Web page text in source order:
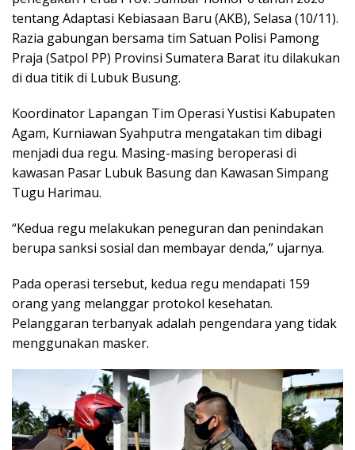
tentang Adaptasi Kebiasaan Baru (AKB), Selasa (10/11).
Razia gabungan bersama tim Satuan Polisi Pamong
Praja (Satpol PP) Provinsi Sumatera Barat itu dilakukan
di dua titik di Lubuk Busung.
Koordinator Lapangan Tim Operasi Yustisi Kabupaten
Agam, Kurniawan Syahputra mengatakan tim dibagi
menjadi dua regu. Masing-masing beroperasi di
kawasan Pasar Lubuk Basung dan Kawasan Simpang
Tugu Harimau.
“Kedua regu melakukan peneguran dan penindakan
berupa sanksi sosial dan membayar denda,” ujarnya.
Pada operasi tersebut, kedua regu mendapati 159
orang yang melanggar protokol kesehatan.
Pelanggaran terbanyak adalah pengendara yang tidak
menggunakan masker.